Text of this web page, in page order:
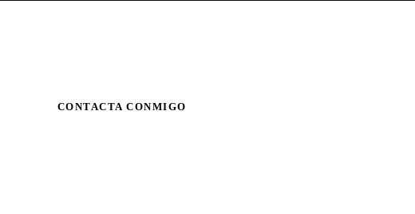
CONTACTA CONMIGO